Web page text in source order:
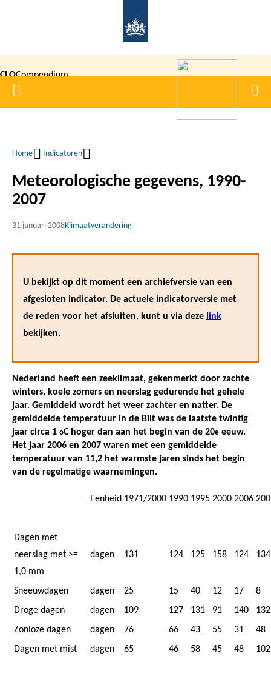
inhoud
gaan
CLOCompendium
voor de
Home
Kruimelpad
Home Indicatoren
Meteorologische gegevens, 1990-
2007
31 januari 2008Klimaatverandering
U bekijkt op dit moment een archiefversie van een
afgesloten indicator. De actuele indicatorversie met
de reden voor het afsluiten, kunt u via deze link
bekijken.
Nederland heeft een zeeklimaat, gekenmerkt door zachte
winters, koele zomers en neerslag gedurende het gehele
jaar. Gemiddeld wordt het weer zachter en natter. De
gemiddelde temperatuur in de Bilt was de laatste twintig
jaar circa 1 oC hoger dan aan het begin van de 20e eeuw.
Het jaar 2006 en 2007 waren met een gemiddelde
temperatuur van 11,2 het warmste jaren sinds het begin
van de regelmatige waarnemingen.
Eenheid 1971/2000 1990 1995 2000 2006
Dagen met
neerslag met >=
1,0 mm
dagen 131 124 125 158 124 134
Sneeuwdagen dagen 25 15 40 12 17
8
Droge dagen
dagen 109 127 131 91 140
132
Zonloze dagen
dagen 76 66 43 55 31
48
Dagen met mist
dagen 65 46 58 45 48 102